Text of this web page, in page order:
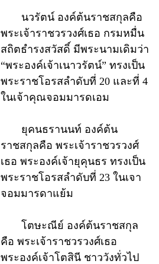
นวรัตน์ องค์ต้นราชสกุลคือ
พระเจ้าราชวรวงศ์เธอ กรมหมื่น
สถิตธำรงสวัสดิ์ มีพระนามเดิมว่า
“พระองค์เจ้าเนาวรัตน์” ทรงเป็น
พระราชโอรสลำดับที่ 20 และที่ 4
ในเจ้าคุณจอมมารดเอม
ยุคนธรานนท์ องค์ต้น
ราชสกุลคือ พระเจ้าราชวรวงศ์
เธอ พระองค์เจ้ายุคุนธร ทรงเป็น
พระราชโอรสลำดับที่ 23 ในเจา
จอมมารดาแย้ม
โตษะณีย์ องค์ต้นราชสกุล
คือ พระเจ้าราชวรวงศ์เธอ
พระองค์เจ้าโตสินี ชาววังทั่วไป